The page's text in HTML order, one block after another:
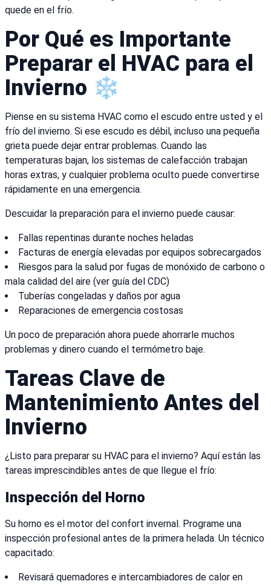
quede en el frío.
Por Qué es Importante
Preparar el HVAC para el
Invierno ❄️
Piense en su sistema HVAC como el escudo entre usted y el
frío del invierno. Si ese escudo es débil, incluso una pequeña
grieta puede dejar entrar problemas. Cuando las
temperaturas bajan, los sistemas de calefacción trabajan
horas extras, y cualquier problema oculto puede convertirse
rápidamente en una emergencia.
Descuidar la preparación para el invierno puede causar:
Fallas repentinas durante noches heladas
Facturas de energía elevadas por equipos sobrecargados
Riesgos para la salud por fugas de monóxido de carbono o
mala calidad del aire (ver guía del CDC)
Tuberías congeladas y daños por agua
Reparaciones de emergencia costosas
Un poco de preparación ahora puede ahorrarle muchos
problemas y dinero cuando el termómetro baje.
Tareas Clave de
Mantenimiento Antes del
Invierno
¿Listo para preparar su HVAC para el invierno? Aquí están las
tareas imprescindibles antes de que llegue el frío:
Inspección del Horno
Su horno es el motor del confort invernal. Programe una
inspección profesional antes de la primera helada. Un técnico
capacitado:
Revisará quemadores e intercambiadores de calor en